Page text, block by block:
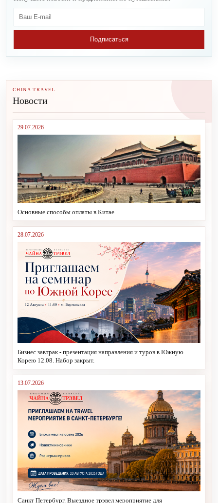
Подписаться
CHINA TRAVEL
Новости
29.07.2026
Основные способы оплаты в Китае
28.07.2026
Бизнес завтрак - презентация направления и туров в Южную
Корею 12.08. Набор закрыт.
13.07.2026
Санкт Петербург. Выездное трэвел мероприятие для